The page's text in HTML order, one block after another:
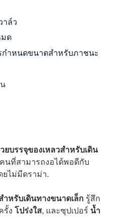
าล์ว
ด
กำหนดขนาดสำหรับภาชนะ
ยบรรจุของเหลวสำหรับเดิน
นที่สามารถงอได้พอดีกับ
ยไม่มีดราม่า.
ำหรับเดินทางขนาดเล็ก รู้สึก
รั้ง โปร่งใส, และซุปเปอร์ น้ำ